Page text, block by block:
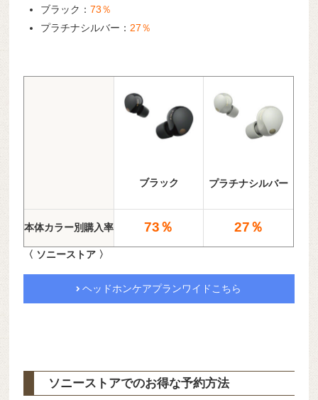
ブラック：73％
プラチナシルバー：27％
ブラック プラチナシルバー
本体カラー別購入率 73％ 27％
〈 ソニーストア 〉
ヘッドホンケアプランワイドこちら
ソニーストアでのお得な予約方法